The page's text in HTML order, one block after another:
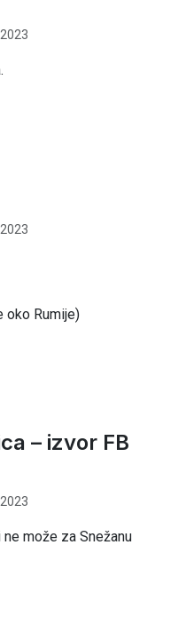
oko Rumije)
– izvor FB
može za Snežanu